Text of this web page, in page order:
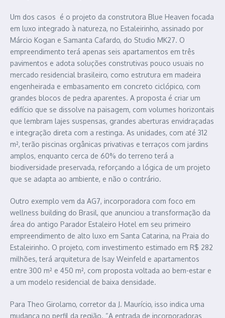
Um dos casos é o projeto da construtora Blue Heaven focada
em luxo integrado à natureza, no Estaleirinho, assinado por
Márcio Kogan e Samanta Cafardo, do Studio MK27. O
empreendimento terá apenas seis apartamentos em três
pavimentos e adota soluções construtivas pouco usuais no
mercado residencial brasileiro, como estrutura em madeira
engenheirada e embasamento em concreto ciclópico, com
grandes blocos de pedra aparentes. A proposta é criar um
edifício que se dissolve na paisagem, com volumes horizontais
que lembram lajes suspensas, grandes aberturas envidraçadas
e integração direta com a restinga. As unidades, com até 312
m², terão piscinas orgânicas privativas e terraços com jardins
amplos, enquanto cerca de 60% do terreno terá a
biodiversidade preservada, reforçando a lógica de um projeto
que se adapta ao ambiente, e não o contrário.
Outro exemplo vem da AG7, incorporadora com foco em
wellness building do Brasil, que anunciou a transformação da
área do antigo Parador Estaleiro Hotel em seu primeiro
empreendimento de alto luxo em Santa Catarina, na Praia do
Estaleirinho. O projeto, com investimento estimado em R$ 282
milhões, terá arquitetura de Isay Weinfeld e apartamentos
entre 300 m² e 450 m², com proposta voltada ao bem-estar e
a um modelo residencial de baixa densidade.
Para Theo Girolamo, corretor da J. Maurício, isso indica uma
mudança no perfil da região. “A entrada de incorporadoras